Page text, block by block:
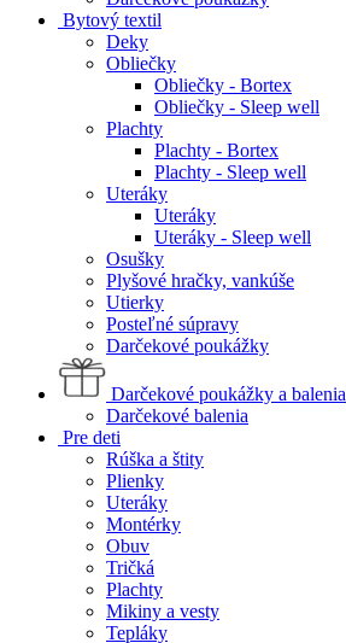
Bytový textil
Deky
Obliečky
Obliečky - Bortex
Obliečky - Sleep well
Plachty
Plachty - Bortex
Plachty - Sleep well
Uteráky
Uteráky
Uteráky - Sleep well
Osušky
Plyšové hračky, vankúše
Utierky
Posteľné súpravy
Darčekové poukážky
Darčekové poukážky a balenia
Darčekové balenia
Pre deti
Rúška a štity
Plienky
Uteráky
Montérky
Obuv
Tričká
Plachty
Mikiny a vesty
Tepláky